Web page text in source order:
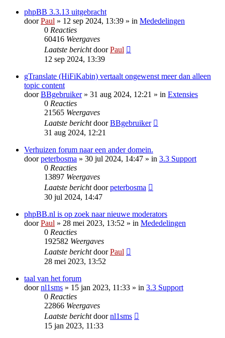
phpBB 3.3.13 uitgebracht
doorPaul » 12 sep 2024, 13:39 » in Mededelingen
0 Reacties
60416 Weergaves
Laatste berichtdoorPaul
12 sep 2024, 13:39
gTranslate (HiFiKabin) vertaalt ongewenst meer dan alleen
topic content
doorBBgebruiker» 31 aug 2024, 12:21 » in Extensies
0 Reacties
21565 Weergaves
Laatste berichtdoorBBgebruiker
31 aug 2024, 12:21
Verhuizen forum naar een ander domein.
doorpeterbosma » 30 jul 2024, 14:47 » in 3.3 Support
0 Reacties
13897 Weergaves
Laatste berichtdoorpeterbosma
30 jul 2024, 14:47
phpBB.nl is op zoek naar nieuwe moderators
doorPaul » 28 mei 2023, 13:52 » in Mededelingen
0 Reacties
192582 Weergaves
Laatste berichtdoorPaul
28 mei 2023, 13:52
taal van het forum
doornl1sms » 15 jan 2023, 11:33 » in 3.3 Support
0 Reacties
22866 Weergaves
Laatste berichtdoornl1sms
15 jan 2023, 11:33